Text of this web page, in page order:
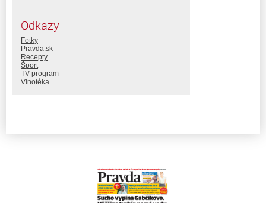
Odkazy
Fotky
Pravda.sk
Recepty
Šport
TV program
Vinotéka